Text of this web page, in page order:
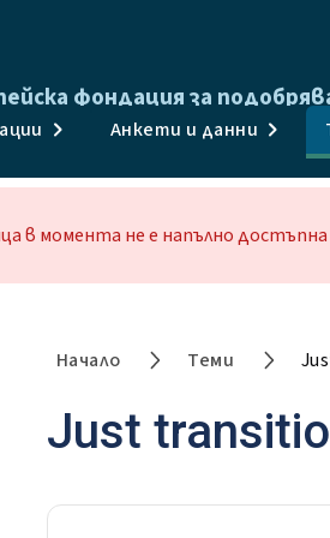
фондация за
Анкети и данни
в момента не е напълно
Начало Теми
Just